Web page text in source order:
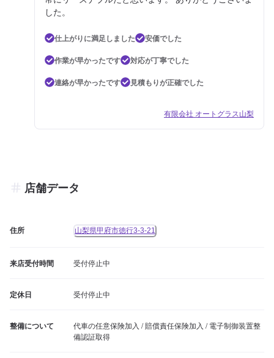
した。
仕上がりに満足しました
安価でした
作業が早かったです
対応が丁寧でした
連絡が早かったです
見積もりが正確でした
有限会社 オートグラス山梨
店舗データ
住所 山梨県甲府市徳行3-3-21
来店受付時間 受付停止中
定休日 受付停止中
整備について
代車の任意保険加入 / 賠償責任保険加入 / 電子制御装置整
備認証取得